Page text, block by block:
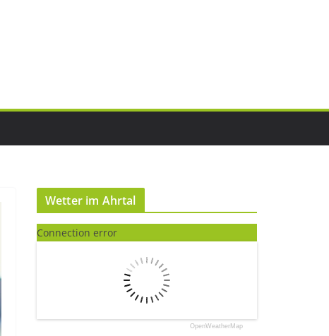
Wetter im Ahrtal
Connection error
OpenWeatherMap